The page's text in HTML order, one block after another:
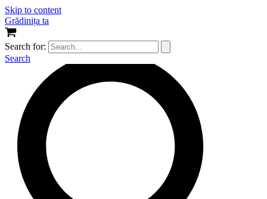
Skip to content
Grădinița ta
Search for:
Search